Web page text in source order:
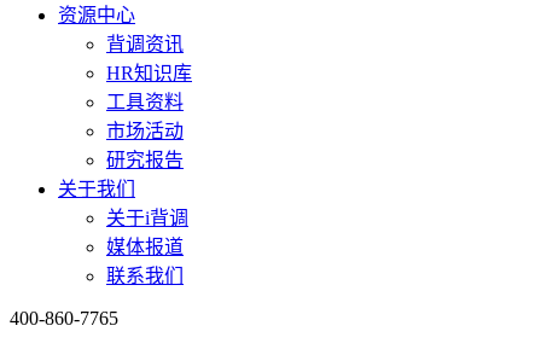
资源中心
背调资讯
HR知识库
工具资料
市场活动
研究报告
关于我们
关于i背调
媒体报道
联系我们
400-860-7765